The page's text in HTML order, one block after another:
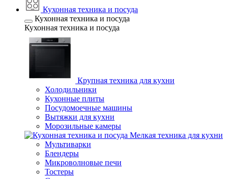
Кухонная техника и посуда
Кухонная техника и посуда
Кухонная техника и посуда
Крупная техника для кухни
Холодильники
Кухонные плиты
Посудомоечные машины
Вытяжки для кухни
Морозильные камеры
Мелкая техника для кухни
Мультиварки
Блендеры
Микроволновые печи
Тостеры